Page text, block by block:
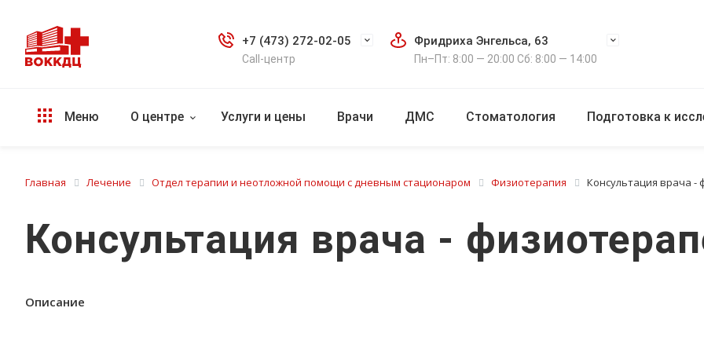
+7 (473) 272-02-05
Call-центр
Фридриха Энгельса, 63
Пн–Пт: 8:00 — 20:00 Сб: 8:00 — 14:00
Меню О центре Услуги и цены Врачи ДМС Стоматология Подготовка к
Главная Лечение Отдел терапии и неотложной помощи с дневным стационаром Физиотерапия Консультация врача -
Консультация врача -
Описание